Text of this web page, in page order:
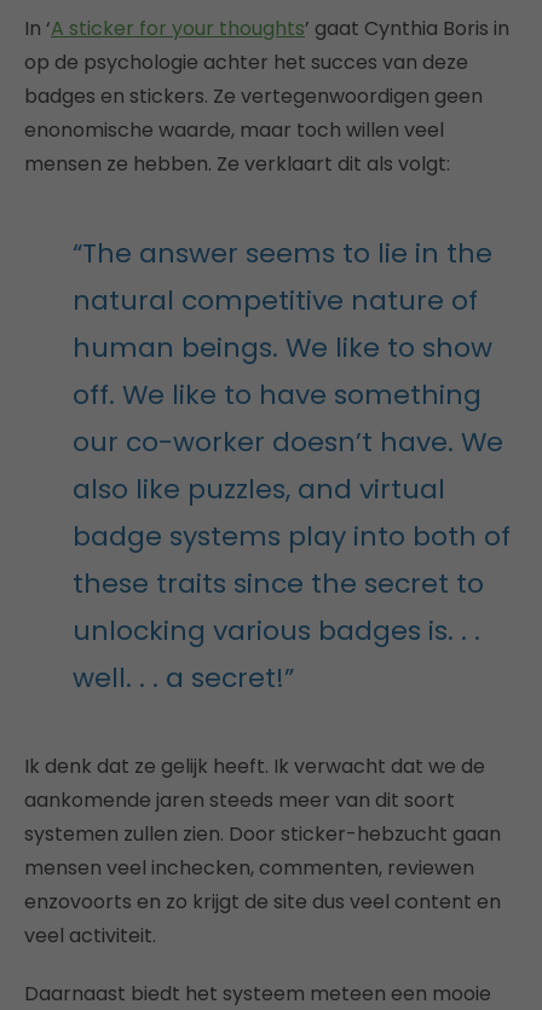
In ‘A sticker for your thoughts’ gaat Cynthia Boris in
op de psychologie achter het succes van deze
badges en stickers. Ze vertegenwoordigen geen
enonomische waarde, maar toch willen veel
mensen ze hebben. Ze verklaart dit als volgt:
“The answer seems to lie in the
natural competitive nature of
human beings. We like to show
off. We like to have something
our co-worker doesn’t have. We
also like puzzles, and virtual
badge systems play into both of
these traits since the secret to
unlocking various badges is. . .
well. . . a secret!”
Ik denk dat ze gelijk heeft. Ik verwacht dat we de
aankomende jaren steeds meer van dit soort
systemen zullen zien. Door sticker-hebzucht gaan
mensen veel inchecken, commenten, reviewen
enzovoorts en zo krijgt de site dus veel content en
veel activiteit.
Daarnaast biedt het systeem meteen een mooie